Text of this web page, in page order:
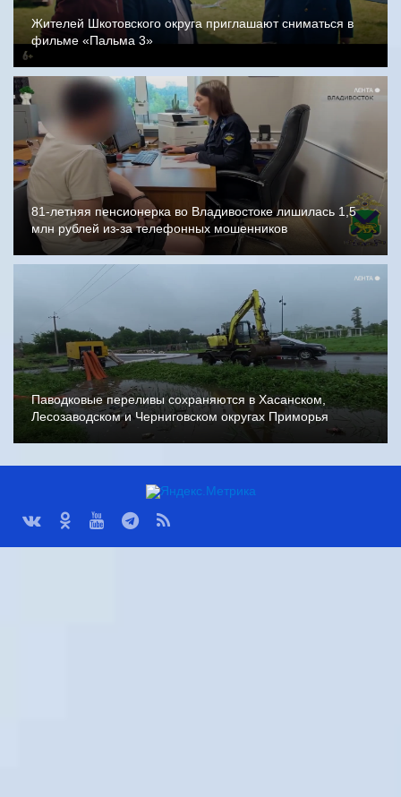
Жителей Шкотовского округа приглашают сниматься в
фильме «Пальма 3»
81-летняя пенсионерка во Владивостоке лишилась 1,5
млн рублей из-за телефонных мошенников
Паводковые переливы сохраняются в Хасанском,
Лесозаводском и Черниговском округах Приморья